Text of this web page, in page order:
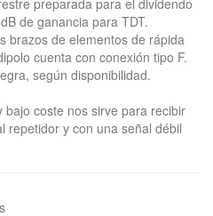
preparada para el dividendo
de ganancia para TDT.
brazos de elementos de rápida
cuenta con conexión tipo F.
según disponibilidad.
coste nos sirve para recibir
repetidor y con una señal débil